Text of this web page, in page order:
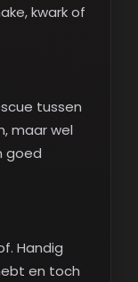
kwark of
tussen
maar wel
goed
Handig
en toch